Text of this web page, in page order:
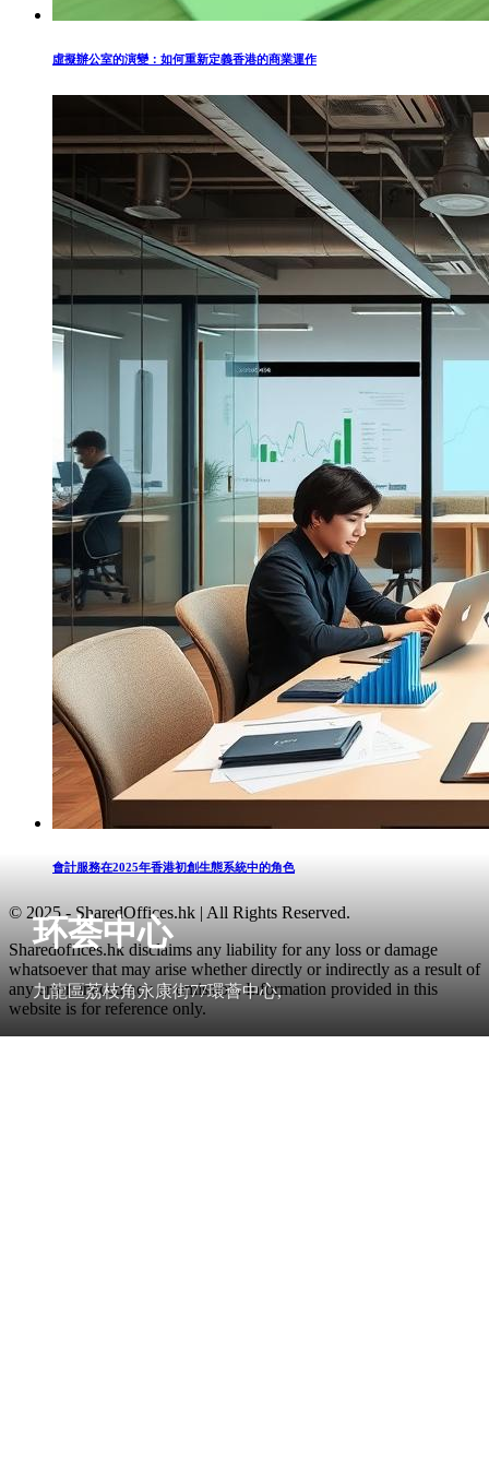
环荟中心
九龍區荔枝角永康街77環薈中心,
虛擬辦公室的演變：如何重新定義香港的商業運作
會計服務在2025年香港初創生態系統中的角色
© 2025 - SharedOffices.hk | All Rights Reserved.
Sharedoffices.hk disclaims any liability for any loss or damage
whatsoever that may arise whether directly or indirectly as a result of
any error, inaccuracy or omission. Information provided in this
website is for reference only.